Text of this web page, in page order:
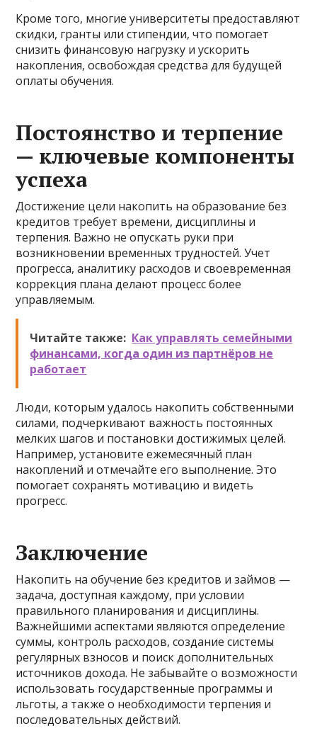
Кроме того, многие университеты предоставляют
скидки, гранты или стипендии, что помогает
снизить финансовую нагрузку и ускорить
накопления, освобождая средства для будущей
оплаты обучения.
Постоянство и терпение
— ключевые компоненты
успеха
Достижение цели накопить на образование без
кредитов требует времени, дисциплины и
терпения. Важно не опускать руки при
возникновении временных трудностей. Учет
прогресса, аналитику расходов и своевременная
коррекция плана делают процесс более
управляемым.
Читайте также: Как управлять семейными
финансами, когда один из партнёров не
работает
Люди, которым удалось накопить собственными
силами, подчеркивают важность постоянных
мелких шагов и постановки достижимых целей.
Например, установите ежемесячный план
накоплений и отмечайте его выполнение. Это
помогает сохранять мотивацию и видеть
прогресс.
Заключение
Накопить на обучение без кредитов и займов —
задача, доступная каждому, при условии
правильного планирования и дисциплины.
Важнейшими аспектами являются определение
суммы, контроль расходов, создание системы
регулярных взносов и поиск дополнительных
источников дохода. Не забывайте о возможности
использовать государственные программы и
льготы, а также о необходимости терпения и
последовательных действий.